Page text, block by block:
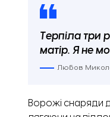
Терпіла три
матір. Я не
Любов
Ворожі снаряди